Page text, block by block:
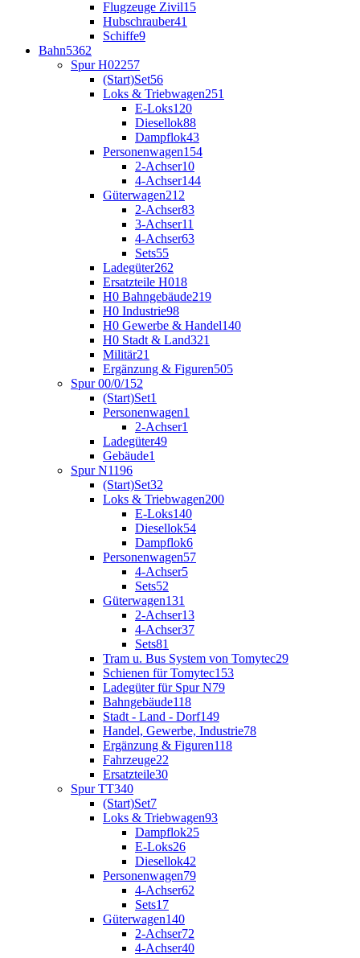
Flugzeuge Zivil15
Hubschrauber41
Schiffe9
Bahn5362
Spur H02257
(Start)Set56
Loks & Triebwagen251
E-Loks120
Diesellok88
Dampflok43
Personenwagen154
2-Achser10
4-Achser144
Güterwagen212
2-Achser83
3-Achser11
4-Achser63
Sets55
Ladegüter262
Ersatzteile H018
H0 Bahngebäude219
H0 Industrie98
H0 Gewerbe & Handel140
H0 Stadt & Land321
Militär21
Ergänzung & Figuren505
Spur 00/0/1 52
(Start)Set1
Personenwagen1
2-Achser1
Ladegüter49
Gebäude1
Spur N1196
(Start)Set32
Loks & Triebwagen200
E-Loks140
Diesellok54
Dampflok6
Personenwagen57
4-Achser5
Sets52
Güterwagen131
2-Achser13
4-Achser37
Sets81
Tram u. Bus System von Tomytec29
Schienen für Tomytec153
Ladegüter für Spur N79
Bahngebäude118
Stadt - Land - Dorf149
Handel, Gewerbe, Industrie78
Ergänzung & Figuren118
Fahrzeuge22
Ersatzteile30
Spur TT340
(Start)Set7
Loks & Triebwagen93
Dampflok25
E-Loks26
Diesellok42
Personenwagen79
4-Achser62
Sets17
Güterwagen140
2-Achser72
4-Achser40